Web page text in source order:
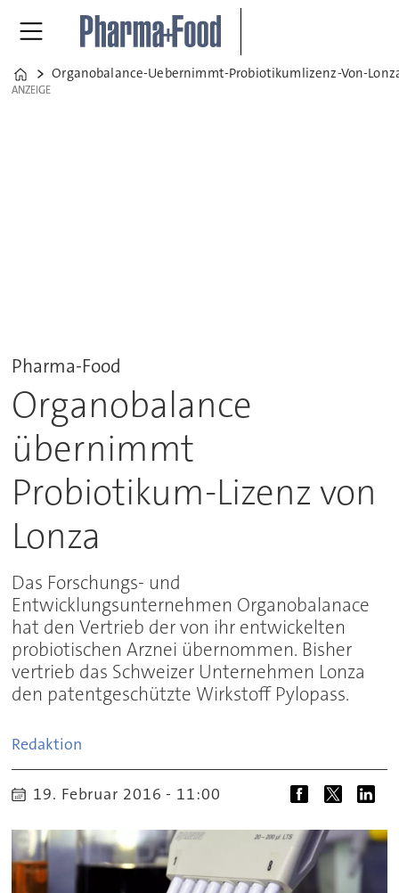
Home
Organobalance-Uebernimmt-Probiotikumlizenz-Von-
ANZEIGE
ANZEIGE
Pharma-Food
Organobalance
übernimmt
Probiotikum-Lizenz von
Lonza
Das Forschungs- und
Entwicklungsunternehmen Organobalanace
hat den Vertrieb der von ihr entwickelten
probiotischen Arznei übernommen. Bisher
vertrieb das Schweizer Unternehmen Lonza
den patentgeschützte Wirkstoff Pylopass.
Redaktion
19. Februar 2016 - 11:00